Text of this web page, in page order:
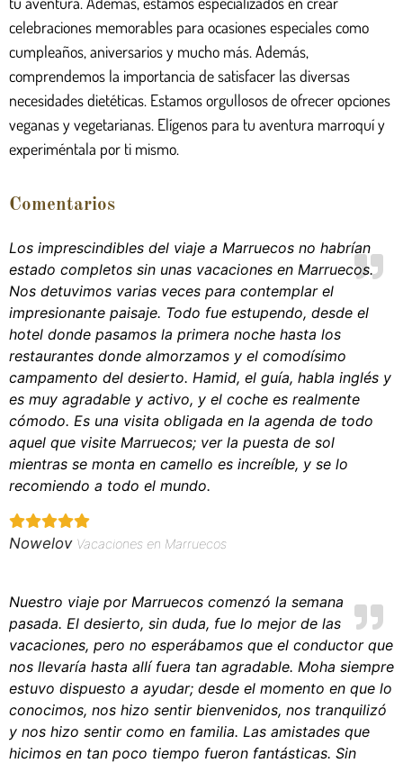
celebraciones memorables para ocasiones especiales como
cumpleaños, aniversarios y mucho más. Además,
comprendemos la importancia de satisfacer las diversas
necesidades dietéticas. Estamos orgullosos de ofrecer opciones
veganas y vegetarianas. Elígenos para tu aventura marroquí y
experiméntala por ti mismo.
Comentarios
Los imprescindibles del viaje a Marruecos no habrían
estado completos sin unas vacaciones en Marruecos.
Nos detuvimos varias veces para contemplar el
impresionante paisaje. Todo fue estupendo, desde el
hotel donde pasamos la primera noche hasta los
restaurantes donde almorzamos y el comodísimo
campamento del desierto. Hamid, el guía, habla inglés y
es muy agradable y activo, y el coche es realmente
cómodo. Es una visita obligada en la agenda de todo
aquel que visite Marruecos; ver la puesta de sol
mientras se monta en camello es increíble, y se lo
recomiendo a todo el mundo.
Nowelov Vacaciones en Marruecos
Nuestro viaje por Marruecos comenzó la semana
pasada. El desierto, sin duda, fue lo mejor de las
vacaciones, pero no esperábamos que el conductor que
nos llevaría hasta allí fuera tan agradable. Moha siempre
estuvo dispuesto a ayudar; desde el momento en que lo
conocimos, nos hizo sentir bienvenidos, nos tranquilizó
y nos hizo sentir como en familia. Las amistades que
hicimos en tan poco tiempo fueron fantásticas. Sin